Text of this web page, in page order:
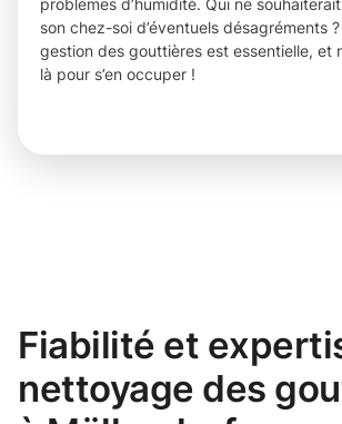
problèmes d’humidité. Qui ne
son chez-soi d’éventuels désagréments
gestion des gouttières est essentielle, et
là pour s’en occuper !
Fiabilité et
nettoyage des